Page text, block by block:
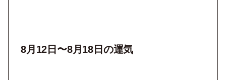
8月12 日〜8月18日の運気